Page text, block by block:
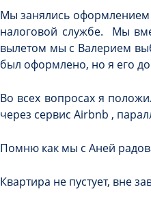
Мы занялись оформлением
налоговой службе. Мы
вылетом мы с Валерием
был оформлено, но я его
Во всех вопросах я
через сервис Airbnb ,
Помню как мы с Аней
Квартира не пустует, вне